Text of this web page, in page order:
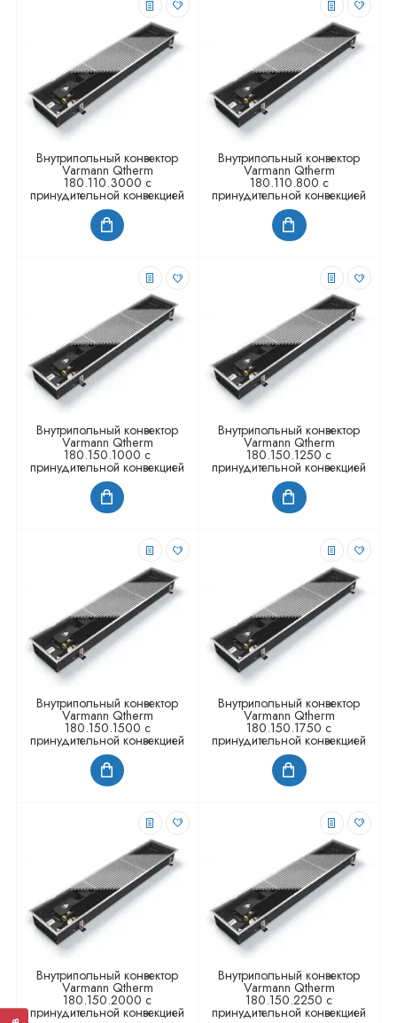
Внутрипольный конвектор
Varmann Qtherm
180.110.3000 с
принудительной конвекцией
Внутрипольный конвектор
Varmann Qtherm
180.110.800 с
принудительной конвекцией
Внутрипольный конвектор
Varmann Qtherm
180.150.1000 с
принудительной конвекцией
Внутрипольный конвектор
Varmann Qtherm
180.150.1250 с
принудительной конвекцией
Внутрипольный конвектор
Varmann Qtherm
180.150.1500 с
принудительной конвекцией
Внутрипольный конвектор
Varmann Qtherm
180.150.1750 с
принудительной конвекцией
Внутрипольный конвектор
Varmann Qtherm
180.150.2000 с
принудительной конвекцией
Внутрипольный конвектор
Varmann Qtherm
180.150.2250 с
принудительной конвекцией